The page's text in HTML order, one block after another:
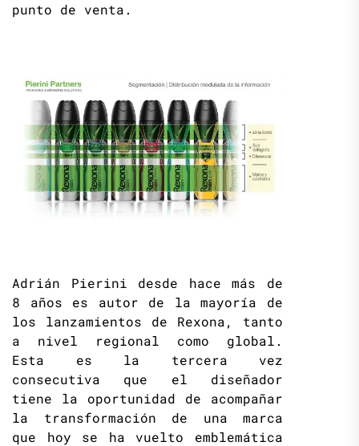
punto de venta.
Adrián Pierini desde hace más de
8 años es autor de la mayoría de
los lanzamientos de Rexona, tanto
a nivel regional como global.
Esta es la tercera vez
consecutiva que el diseñador
tiene la oportunidad de acompañar
la transformación de una marca
que hoy se ha vuelto emblemática